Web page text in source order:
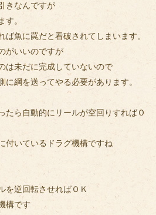
きなんですが
す。
魚に罠だと看破されてしまいます。
がいいのですが
は未だに完成していないので
綱を送ってやる必要があります。
たら自動的にリールが空回りすればＯ
付いているドラグ機構ですね
を逆回転させればＯＫ
構です